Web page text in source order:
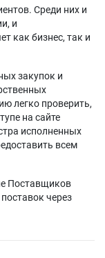
Среди них и
и
как бизнес, так и
закупок и
легко проверить,
на сайте
исполненных
всем
Поставщиков
через